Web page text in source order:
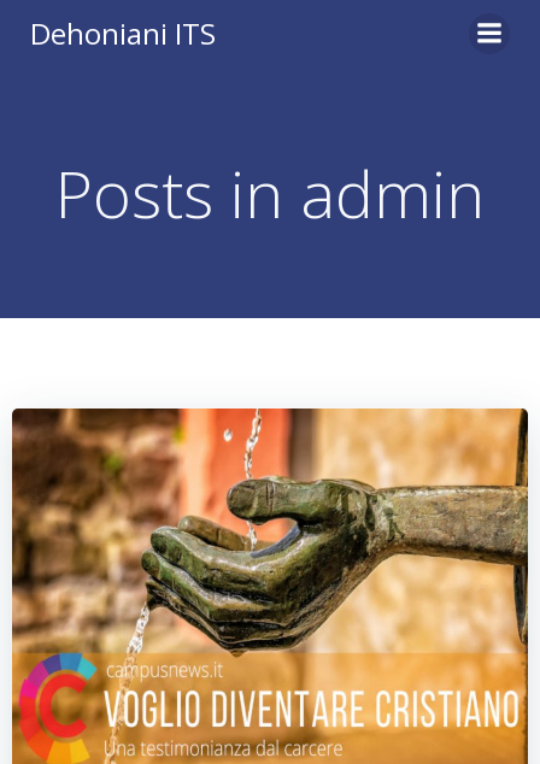
Dehoniani ITS
Posts in admin